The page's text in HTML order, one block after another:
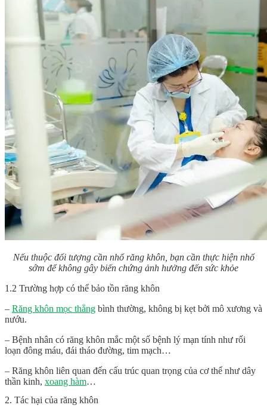
Nếu thuộc đối tượng cần nhổ răng khôn, bạn cần thực hiện nhổ
sớm để không gây biến chứng ảnh hưởng đến sức khỏe
1.2 Trường hợp có thể bảo tồn răng khôn
– Răng khôn mọc thẳng bình thường, không bị kẹt bởi mô xương và
nướu.
– Bệnh nhân có răng khôn mắc một số bệnh lý mạn tính như rối
loạn đông máu, đái tháo đường, tim mạch…
– Răng khôn liên quan đến cấu trúc quan trọng của cơ thể như dây
thần kinh, xoang hàm…
2. Tác hại của răng khôn